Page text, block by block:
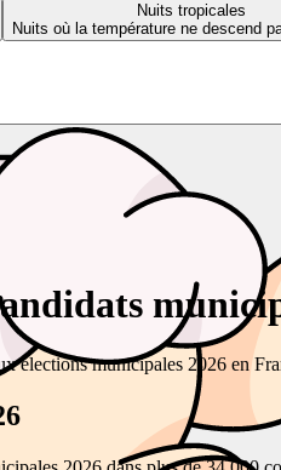
Nuits tropicales
Nuits où la température ne descend
élections municipales 2026 en